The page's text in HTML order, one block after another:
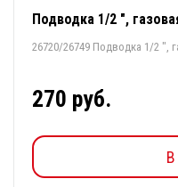
Подводка 1/2 ",
26720/26749 Подводка 1/2 ",
270 руб.
В